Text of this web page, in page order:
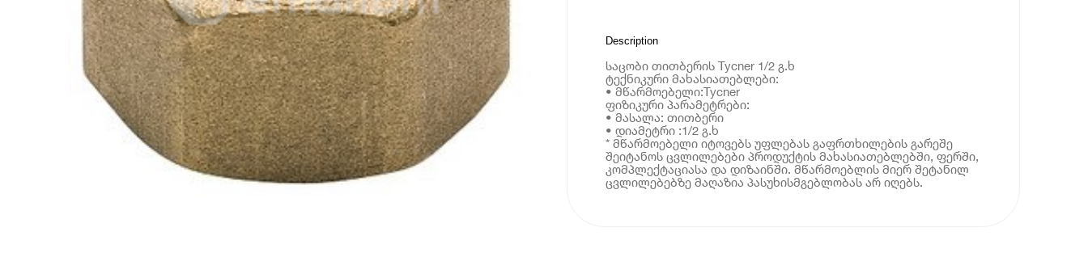
Description
საცობი თითბერის Tycner 1/2 გ.ხ
ტექნიკური მახასიათებლები:
• მწარმოებელი:Tycner
ფიზიკური პარამეტრები:
• მასალა: თითბერი
• დიამეტრი :1/2 გ.ხ
* მწარმოებელი იტოვებს უფლებას გაფრთხილების გარეშე
შეიტანოს ცვლილებები პროდუქტის მახასიათებლებში, ფერში,
კომპლექტაციასა და დიზაინში. მწარმოებლის მიერ შეტანილ
ცვლილებებზე მაღაზია პასუხისმგებლობას არ იღებს.